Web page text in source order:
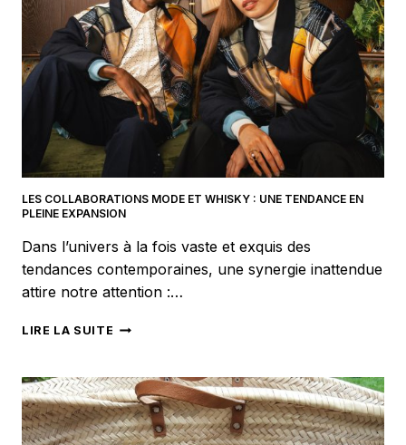
LES COLLABORATIONS MODE ET WHISKY : UNE TENDANCE EN
PLEINE EXPANSION
Dans l’univers à la fois vaste et exquis des
tendances contemporaines, une synergie inattendue
attire notre attention :…
LIRE LA SUITE LES
ET
WHISKY
:
UNE